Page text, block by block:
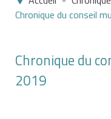
Chronique du conseil
Chronique du
2019